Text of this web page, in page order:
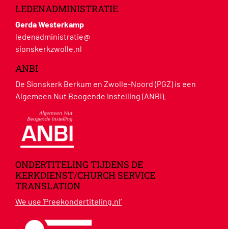
LEDENADMINISTRATIE
Gerda Westerkamp
ledenadministratie@
sionskerkzwolle.nl
ANBI
De Sionskerk Berkum en Zwolle-Noord (PGZ) is een
Algemeen Nut Beogende Instelling (ANBI).
ONDERTITELING TIJDENS DE
KERKDIENST/CHURCH SERVICE
TRANSLATION
We use ‘Preekondertiteling.nl’